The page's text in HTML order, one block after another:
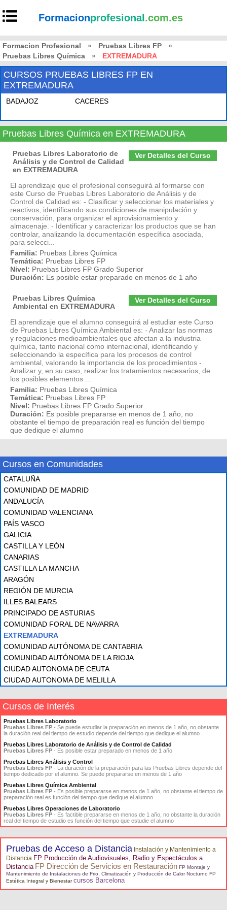
Formacionprofesional .com.es
Formacion Profesional » Pruebas Libres FP
»
Pruebas Libres Química
» EXTREMADURA
CURSOS PRUEBAS LIBRES FP EN
EXTREMADURA
BADAJOZ CACERES
Pruebas Libres Química en EXTREMADURA
Ver Detalles del Curso
Pruebas Libres Laboratorio de
Análisis y de Control de Calidad
en EXTREMADURA
El aprendizaje que el profesional conseguirá al formarse con
este Curso de Pruebas Libres Laboratorio de Análisis y de
Control de Calidad es: - Clasificar y seleccionar los materiales y
reactivos, identificando sus condiciones de manipulación y
conservación, para organizar el aprovisionamiento y
almacenaje. - Identificar y caracterizar los productos que se han
controlar, analizando la documentación específica asociada,
para selecci...
Familia: Pruebas Libres Química
Temática: Pruebas Libres FP
Nivel: Pruebas Libres FP Grado Superior
Duración: Es posible estar preparado en menos de 1 año
Ver Detalles del Curso
Pruebas Libres Química
Ambiental en EXTREMADURA
El aprendizaje que el alumno conseguirá al estudiar este Curso
de Pruebas Libres Química Ambiental es: - Analizar las normas
y regulaciones medioambientales que afectan a la industria
química, tanto nacional como internacional, identificando y
seleccionando la específica para los procesos de control
ambiental, valorando la importancia de los procedimientos -
Analizar y, en su caso, realizar los tratamientos necesarios, de
los posibles elementos ...
Familia: Pruebas Libres Química
Temática: Pruebas Libres FP
Nivel: Pruebas Libres FP Grado Superior
Duración: Es posible prepararse en menos de 1 año, no
obstante el tiempo de preparación real es función del tiempo
que dedique el alumno
Cursos en Comunidades
CATALUÑA
COMUNIDAD DE MADRID
ANDALUCÍA
COMUNIDAD VALENCIANA
PAÍS VASCO
GALICIA
CASTILLA Y LEÓN
CANARIAS
CASTILLA LA MANCHA
ARAGÓN
REGIÓN DE MURCIA
ILLES BALEARS
PRINCIPADO DE ASTURIAS
COMUNIDAD FORAL DE NAVARRA
EXTREMADURA
COMUNIDAD AUTÓNOMA DE CANTABRIA
COMUNIDAD AUTÓNOMA DE LA RIOJA
CIUDAD AUTONOMA DE CEUTA
CIUDAD AUTONOMA DE MELILLA
Cursos de Interés
Pruebas Libres Laboratorio
Pruebas Libres FP - Se puede estudiar la preparación en menos de 1 año, no obstante
la duración real del tiempo de estudio depende del tiempo que dedique el alumno
Pruebas Libres Laboratorio de Análisis y de Control de Calidad
Pruebas Libres FP - Es posible estar preparado en menos de 1 año
Pruebas Libres Análisis y Control
Pruebas Libres FP - La duración de la preparación para las Pruebas Libres depende del
tiempo dedicado por el alumno. Se puede prepararse en menos de 1 año
Pruebas Libres Química Ambiental
Pruebas Libres FP - Es posible prepararse en menos de 1 año, no obstante el tiempo de
preparación real es función del tiempo que dedique el alumno
Pruebas Libres Operaciones de Laboratorio
Pruebas Libres FP - Es factible prepararse en menos de 1 año, no obstante la duración
real del tiempo de estudio es función del tiempo que estudie el alumno
Pruebas de Acceso a Distancia Instalación y Mantenimiento a
Distancia FP Producción de Audiovisuales, Radio y Espectáculos a
Distancia FP Dirección de Servicios en Restauración FP Montaje y
Mantenimiento de Instalaciones de Frio, Climatización y Producción de Calor Nocturno FP
Estética Integral y Bienestar cursos Barcelona